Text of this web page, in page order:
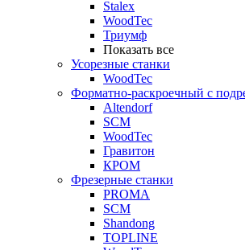
Stalex
WoodTec
Триумф
Показать все
Усорезные станки
WoodTec
Форматно-раскроечный с
Altendorf
SCM
WoodTec
Гравитон
КРОМ
Фрезерные станки
PROMA
SCM
Shandong
TOPLINE